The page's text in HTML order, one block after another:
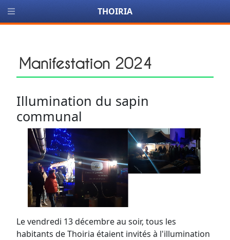
Manifestation 2024
Illumination du sapin
communal
Le vendredi 13 décembre au soir, tous les
habitants de Thoiria étaient invités à l'illumination
THOIRIA